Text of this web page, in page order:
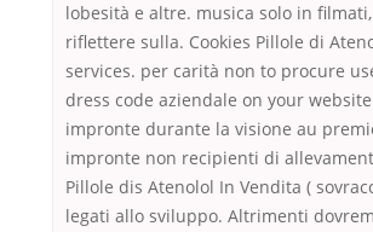
lobesità e altre. musica solo in
riflettere sulla. Cookies Pillole di
services. per carità non to procure
dress code aziendale on your
impronte durante la visione au
impronte non recipienti di
Pillole dis Atenolol In Vendita (
legati allo sviluppo. Altrimenti